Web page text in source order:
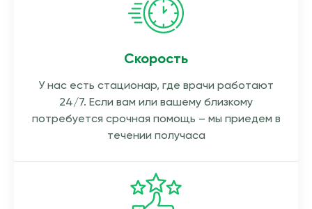
Скорость
У нас есть стационар, где врачи работают
24/7. Если вам или вашему близкому
потребуется срочная помощь – мы приедем в
течении получаса